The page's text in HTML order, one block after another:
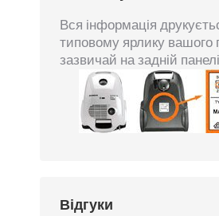
Вся інформація
типовому ярлику вашого
зазвичай на задній
Відгуки